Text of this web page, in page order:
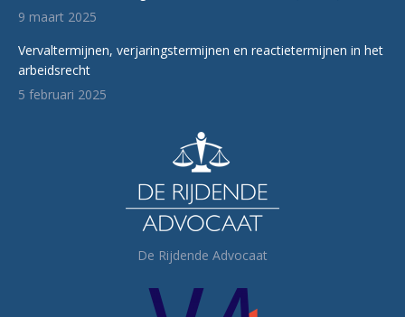
9 maart 2025
Vervaltermijnen, verjaringstermijnen en reactietermijnen in het
arbeidsrecht
5 februari 2025
De Rijdende Advocaat